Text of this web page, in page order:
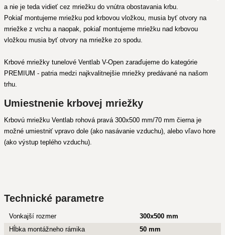
a nie je teda vidieť cez mriežku do vnútra obostavania krbu.
Pokiaľ montujeme mriežku pod krbovou vložkou, musia byť otvory na
mriežke z vrchu a naopak, pokiaľ montujeme mriežku nad krbovou
vložkou musia byť otvory na mriežke zo spodu.
Krbové mriežky tunelové Ventlab V-Open zaraďujeme do kategórie
PREMIUM - patria medzi najkvalitnejšie mriežky predávané na našom
trhu.
Umiestnenie krbovej mriežky
Krbovú mriežku Ventlab rohová pravá 300x500 mm/70 mm čierna je
možné umiestniť vpravo dole (ako nasávanie vzduchu), alebo vľavo hore
(ako výstup teplého vzduchu).
Technické parametre
Vonkajší rozmer
300x500 mm
Hĺbka montážneho rámika
50 mm